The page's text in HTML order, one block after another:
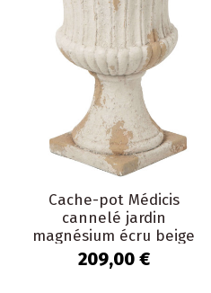
Cache-pot Médicis
cannelé jardin
magnésium écru beige
40x40x56 cm Mikra
209,00 €